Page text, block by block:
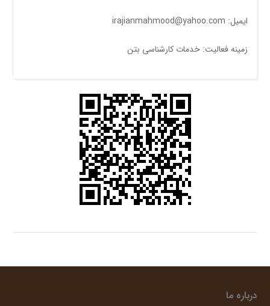
ایمیل: irajianmahmood@yahoo.com
زمینه فعالیت: خدمات کارشناسی بتن
درباره ما